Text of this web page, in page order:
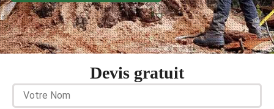
Devis gratuit